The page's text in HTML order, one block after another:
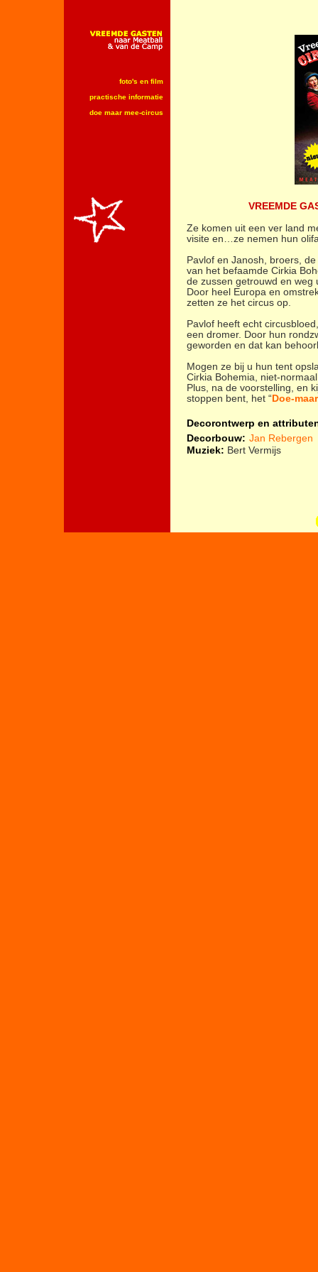
foto's en film
practische informatie
doe maar mee-circus
VREEMDE
Ze komen uit een ver land
visite en…ze nemen hun
Pavlof en Janosh, broers,
van het befaamde Cirkia
de zussen getrouwd en weg
Door heel Europa en
zetten ze het circus op.
Pavlof heeft echt
een dromer. Door hun
geworden en dat kan
Mogen ze bij u hun tent
Cirkia Bohemia, niet-
Plus, na de voorstelling, en
stoppen bent, het “ Doe-
Decorontwerp en
Decorbouw: Jan Rebergen
Muziek: Bert Vermijs